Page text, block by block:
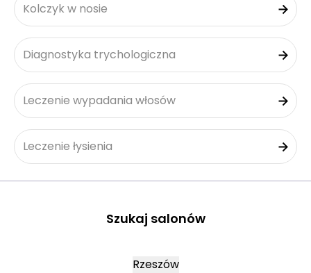
Kolczyk w nosie
Diagnostyka trychologiczna
Leczenie wypadania włosów
Leczenie łysienia
Szukaj salonów
Rzeszów